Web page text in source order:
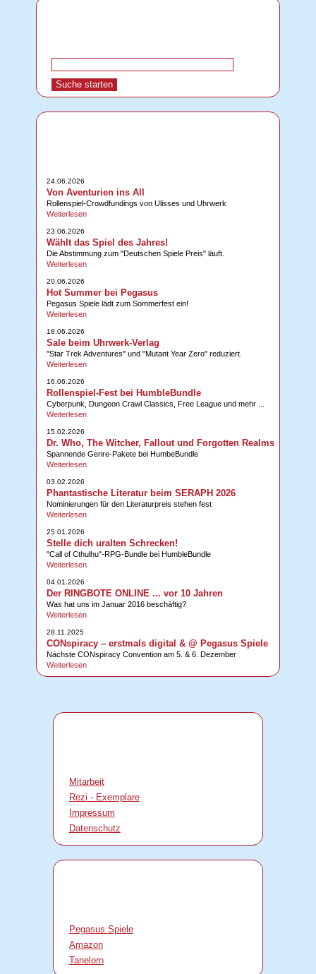
24.06.2026
Von Aventurien ins All
Rollenspiel-Crowdfundings von Ulisses und Uhrwerk
Weiterlesen
23.06.2026
Wählt das Spiel des Jahres!
Die Abstimmung zum "Deutschen Spiele Preis" läuft.
Weiterlesen
20.06.2026
Hot Summer bei Pegasus
Pegasus Spiele lädt zum Sommerfest ein!
Weiterlesen
18.06.2026
Sale beim Uhrwerk-Verlag
"Star Trek Adventures" und "Mutant Year Zero" reduziert.
Weiterlesen
16.06.2026
Rollenspiel-Fest bei HumbleBundle
Cyberpunk, Dungeon Crawl Classics, Free League und mehr ...
Weiterlesen
15.02.2026
Dr. Who, The Witcher, Fallout und Forgotten Realms
Spannende Genre-Pakete bei HumbeBundle
Weiterlesen
03.02.2026
Phantastische Literatur beim SERAPH 2026
Nominierungen für den Literaturpreis stehen fest
Weiterlesen
25.01.2026
Stelle dich uralten Schrecken!
"Call of Cthulhu"-RPG-Bundle bei HumbleBundle
Weiterlesen
04.01.2026
Der RINGBOTE ONLINE ... vor 10 Jahren
Was hat uns im Januar 2016 beschäftig?
Weiterlesen
28.11.2025
CONspiracy – erstmals digital & @ Pegasus Spiele
Nächste CONspiracy Convention am 5. & 6. Dezember
Weiterlesen
Mitarbeit
Rezi - Exemplare
Impressum
Datenschutz
Pegasus Spiele
Amazon
Tanelorn